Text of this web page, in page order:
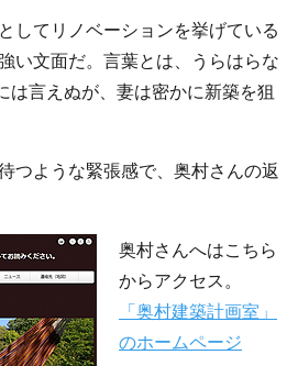
してリノベーションを挙げている
い文面だ。言葉とは、うらはらな
は言えぬが、妻は密かに新築を狙
つような緊張感で、奥村さんの返
奥村さんへはこちら
からアクセス。
「奥村建築計画室」
のホームページ